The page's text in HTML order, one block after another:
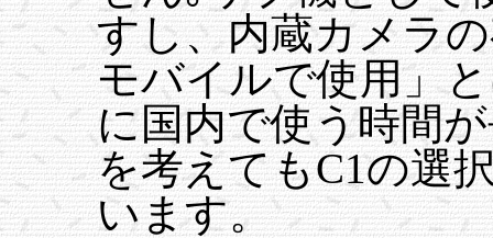
すし、内蔵カメラ
モバイルで使用」
に国内で使う時間
を考えてもC1の選
います。